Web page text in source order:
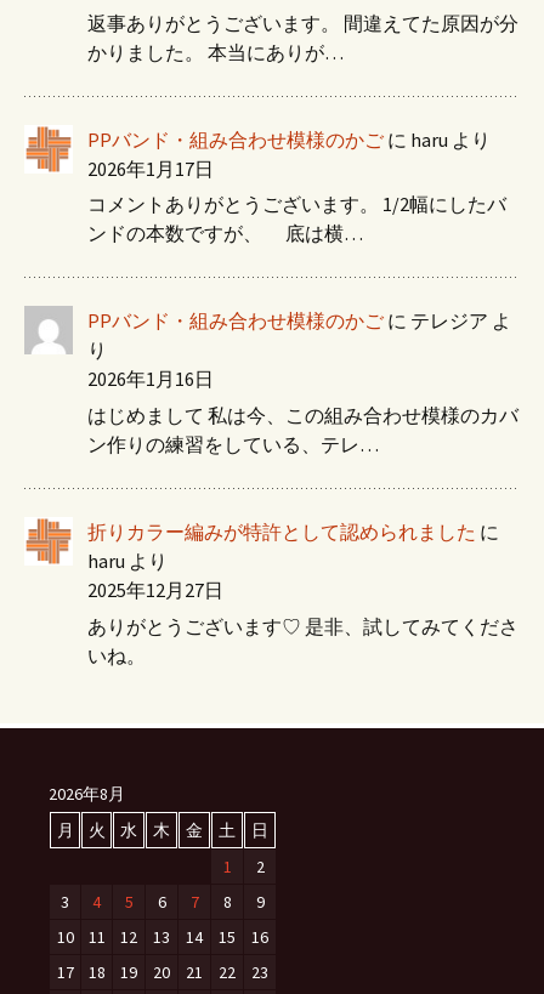
返事ありがとうございます。 間違えてた原因が分
かりました。 本当にありが…
PPバンド・組み合わせ模様のかご に haru より
2026年1月17日
コメントありがとうございます。 1/2幅にしたバ
ンドの本数ですが、 底は横…
PPバンド・組み合わせ模様のかご に テレジア よ
り
2026年1月16日
はじめまして 私は今、この組み合わせ模様のカバ
ン作りの練習をしている、テレ…
折りカラー編みが特許として認められました に
haru より
2025年12月27日
ありがとうございます♡ 是非、試してみてくださ
いね。
2026年8月
月
火 水 木 金 土
日
1
2
3
4 5 6 7 8
9
10
11 12 13 14 15
16
17
18 19 20 21 22
23